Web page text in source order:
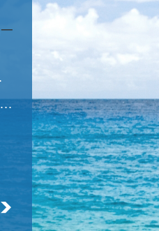
與國家公園有約-優游潮間
115年08月